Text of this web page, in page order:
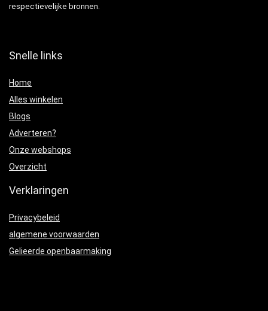
respectievelijke bronnen.
Snelle links
Home
Alles winkelen
Blogs
Adverteren?
Onze webshops
Overzicht
Verklaringen
Privacybeleid
algemene voorwaarden
Gelieerde openbaarmaking